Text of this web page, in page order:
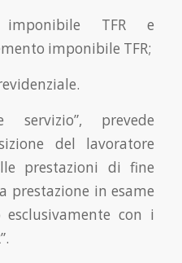
imponibile TFR e
imponibile TFR;
prevede
del lavoratore
prestazioni di fine
prestazione in esame
esclusivamente con i